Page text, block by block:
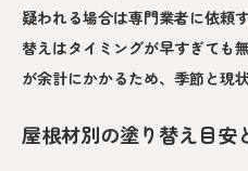
疑われる場合は専門業者に依頼
替えはタイミングが早すぎても
が余計にかかるため、季節と現
屋根材別の塗り替え目安